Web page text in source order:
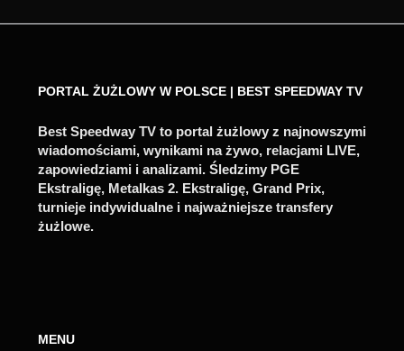
PORTAL ŻUŻLOWY W POLSCE | BEST SPEEDWAY TV
Best Speedway TV to portal żużlowy z najnowszymi
wiadomościami, wynikami na żywo, relacjami LIVE,
zapowiedziami i analizami. Śledzimy PGE
Ekstraligę, Metalkas 2. Ekstraligę, Grand Prix,
turnieje indywidualne i najważniejsze transfery
żużlowe.
MENU